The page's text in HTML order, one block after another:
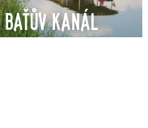
Baťův kanál